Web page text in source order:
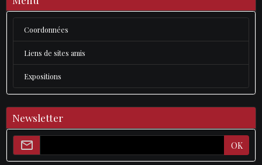
Coordonnées
Liens de sites amis
Expositions
Newsletter
OK